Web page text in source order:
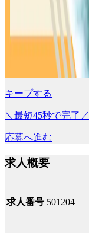
キープする
＼最短45秒で完了／
応募へ進む
求人概要
求人番号 501204